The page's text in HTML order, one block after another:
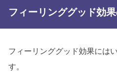
フィーリンググッド効
フィーリンググッド効果には
す。